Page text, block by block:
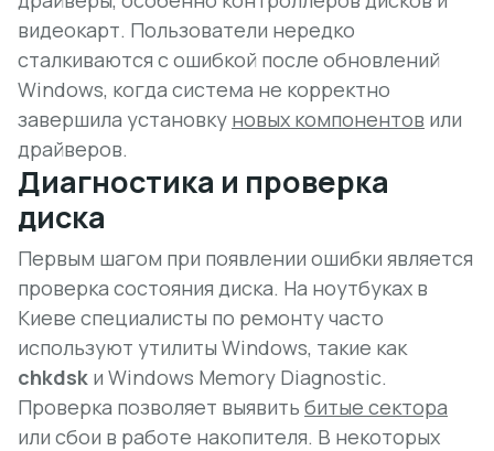
видеокарт. Пользователи нередко
сталкиваются с ошибкой после обновлений
Windows, когда система не корректно
завершила установку новых компонентов или
драйверов.
Диагностика и проверка
диска
Первым шагом при появлении ошибки является
проверка состояния диска. На ноутбуках в
Киеве специалисты по ремонту часто
используют утилиты Windows, такие как
chkdsk и Windows Memory Diagnostic.
Проверка позволяет выявить битые сектора
или сбои в работе накопителя. В некоторых